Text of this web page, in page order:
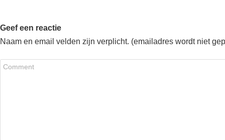
Geef een reactie
Naam en email velden zijn verplicht. (emailadres wordt niet